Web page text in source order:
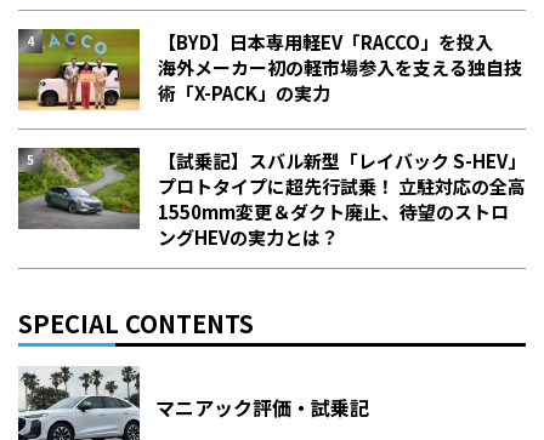
【BYD】日本専用軽EV「RACCO」を投入
海外メーカー初の軽市場参入を支える独自技
術「X-PACK」の実力
【試乗記】スバル新型「レイバック S-HEV」
プロトタイプに超先行試乗！ 立駐対応の全高
1550mm変更＆ダクト廃止、待望のストロ
ングHEVの実力とは？
SPECIAL CONTENTS
マニアック評価・試乗記